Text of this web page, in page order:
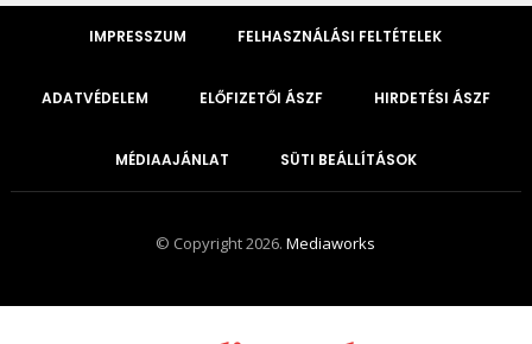
IMPRESSZUM FELHASZNÁLÁSI FELTÉTELEK
ADATVÉDELEM ELŐFIZETŐI ÁSZF HIRDETÉSI ÁSZF
MÉDIAAJÁNLAT SÜTI BEÁLLÍTÁSOK
© Copyright 2026.Mediaworks